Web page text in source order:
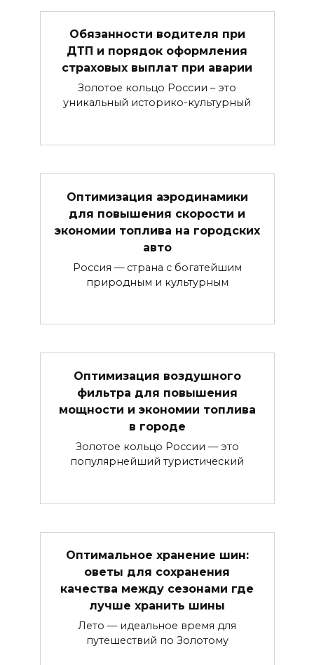
Обязанности водителя при
ДТП и порядок оформления
страховых выплат при аварии
Золотое кольцо России – это
уникальный историко-культурный
Оптимизация аэродинамики
для повышения скорости и
экономии топлива на городских
авто
Россия — страна с богатейшим
природным и культурным
Оптимизация воздушного
фильтра для повышения
мощности и экономии топлива
в городе
Золотое кольцо России — это
популярнейший туристический
Оптимальное хранение шин:
оветы для сохранения
качества между сезонами где
лучше хранить шины
Лето — идеальное время для
путешествий по Золотому